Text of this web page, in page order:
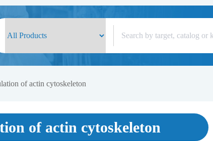
of actin cytoskeleton
of actin cytoskeleton